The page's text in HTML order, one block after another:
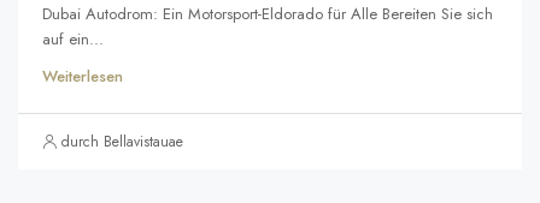
Dubai Autodrom: Ein Motorsport-Eldorado für Alle Bereiten Sie sich
auf ein...
Weiterlesen
durch Bellavistauae